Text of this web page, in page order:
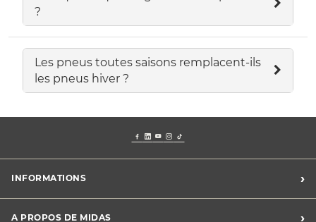
?
Les pneus toutes saisons remplacent-ils
les pneus hiver ?
INFORMATIONS ›
A PROPOS DE MIDAS ›